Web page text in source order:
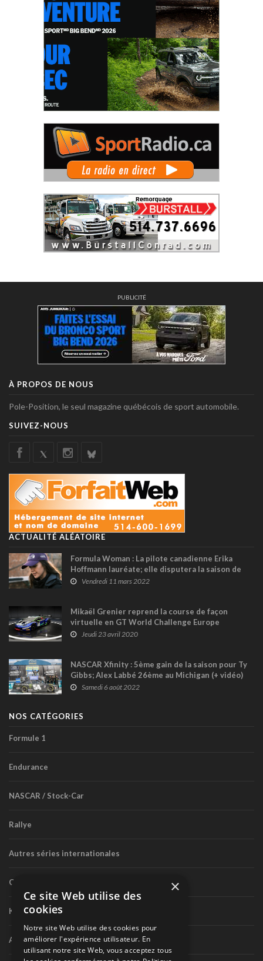
PUBLICITÉ
À PROPOS DE NOUS
Pole-Position, le seul magazine québécois de sport automobile.
SUIVEZ-NOUS
ACTUALITÉ ALÉATOIRE
Formula Woman : La pilote canadienne Erika
Hoffmann lauréate; elle disputera la saison de
GT Cup britannique
Vendredi 11 mars 2022
Mikaël Grenier reprend la course de façon
virtuelle en GT World Challenge Europe
Jeudi 23 avril 2020
NASCAR Xfinity : 5ème gain de la saison pour Ty
Gibbs; Alex Labbé 26ème au Michigan (+ vidéo)
Samedi 6 août 2022
NOS CATÉGORIES
Formule 1
Endurance
NASCAR / Stock-Car
Rallye
Autres séries internationales
Circuit routier canadien
Karting
Autres séries nationales
×
Ce site Web utilise des
cookies
Notre site Web utilise des cookies pour
améliorer l'expérience utilisateur. En
utilisant notre site Web, vous acceptez tous